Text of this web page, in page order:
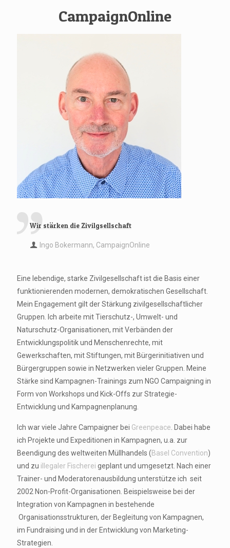
CampaignOnline
Wir stärken die Zivilgsellschaft
Ingo Bokermann, CampaignOnline
Eine lebendige, starke Zivilgesellschaft ist die Basis einer
funktionierenden modernen, demokratischen Gesellschaft.
Mein Engagement gilt der Stärkung zivilgesellschaftlicher
Gruppen. Ich arbeite mit Tierschutz-, Umwelt- und
Naturschutz-Organisationen, mit Verbänden der
Entwicklungspolitik und Menschenrechte, mit
Gewerkschaften, mit Stiftungen, mit Bürgerinitiativen und
Bürgergruppen sowie in Netzwerken vieler Gruppen. Meine
Stärke sind Kampagnen-Trainings zum NGO Campaigning in
Form von Workshops und Kick-Offs zur Strategie-
Entwicklung und Kampagnenplanung.
Ich war viele Jahre Campaigner bei Greenpeace . Dabei habe
ich Projekte und Expeditionen in Kampagnen, u.a. zur
Beendigung des weltweiten Müllhandels (Basel Convention)
und zu illegaler Fischerei geplant und umgesetzt. Nach einer
Trainer- und Moderatorenausbildung unterstütze ich seit
2002 Non-Profit-Organisationen. Beispielsweise bei der
Integration von Kampagnen in bestehende
Organisationsstrukturen, der Begleitung von Kampagnen,
im Fundraising und in der Entwicklung von Marketing-
Strategien.